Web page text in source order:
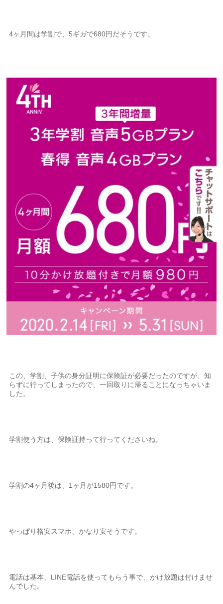
4ヶ月間は学割で、5ギガで680円だそうです。
この、学割、子供の身分証明に保険証が必要だったのですが、知
らずに行ってしまったので、一回取りに帰ることになっちゃいま
した。
学割使う方は、保険証持って行ってくださいね。
学割の4ヶ月後は、1ヶ月が1580円です。
やっぱり格安スマホ、かなり安そうです。
電話は基本、LINE電話を使ってもらう事で、かけ放題は付けませ
んでした。